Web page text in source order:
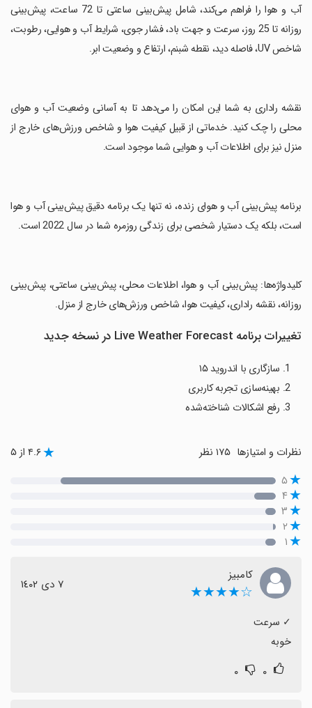
آب و هوا را فراهم می‌کند، شامل پیش‌بینی ساعتی تا 72 ساعت، پیش‌بینی
روزانه تا 25 روز، سرعت و جهت باد، فشار جوی، شرایط آب و هوایی، رطوبت،
شاخص UV، فاصله دید، نقطه شبنم، ارتفاع و وضعیت ابر.
‏نقشه راداری به شما این امکان را می‌دهد تا به آسانی وضعیت آب و هوای
محلی را چک کنید. خدماتی از قبیل کیفیت هوا و شاخص ورزش‌های خارج از
منزل نیز برای اطلاعات آب و هوایی شما موجود است.
‏برنامه پیش‌بینی آب و هوای زنده، نه تنها یک برنامه دقیق پیش‌بینی آب و هوا
است، بلکه یک دستیار شخصی برای زندگی روزمره شما در سال 2022 است.
‏کلیدواژه‌ها: پیش‌بینی آب و هوا، اطلاعات محلی، پیش‌بینی ساعتی، پیش‌بینی
روزانه، نقشه راداری، کیفیت هوا، شاخص ورزش‌های خارج از منزل.
تغییرات برنامه Live Weather Forecast در نسخه جدید
1. سازگاری با اندروید ۱۵
2. بهینه‌سازی تجربه کاربری
3. رفع اشکالات شناخته‌شده
نظرات و امتیازها ۴.۶ از ۵
۵
۴
۳
۲
۱
کامبیز
☆★★★★ ٧ دی ١٤٠٢
خوبه
۰ ۰